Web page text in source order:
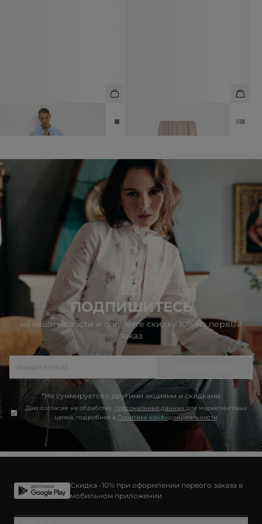
ЮБКА МИНИ ИЗ ШЕРСТИ
8 990 ₽
ПОДПИШИТЕСЬ
на наши новости и получите скидку 10% на первый
заказ
*Не суммируется с другими акциями и скидками
Даю согласие на обработку персональных данных для маркетинговых
целей, подробнее в Политике конфиденциальности
Скидка -10% при оформлении первого заказа в
мобильном приложении